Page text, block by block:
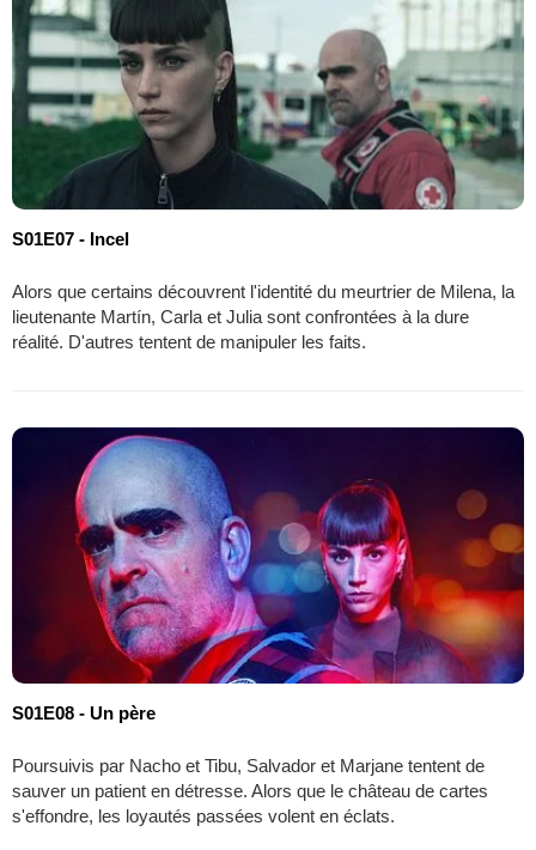
S01E07 - Incel
Alors que certains découvrent l'identité du meurtrier de Milena, la
lieutenante Martín, Carla et Julia sont confrontées à la dure
réalité. D'autres tentent de manipuler les faits.
S01E08 - Un père
Poursuivis par Nacho et Tibu, Salvador et Marjane tentent de
sauver un patient en détresse. Alors que le château de cartes
s'effondre, les loyautés passées volent en éclats.